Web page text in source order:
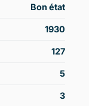
Bon état
1930
127
5
3